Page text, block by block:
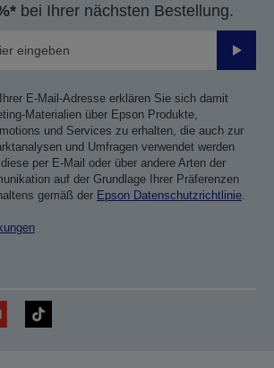
bei Ihrer nächsten Bestellung.
E-Mail-Adresse erklären Sie sich damit
Materialien über Epson Produkte,
und Services zu erhalten, die auch zur
und Umfragen verwendet werden
per E-Mail oder über andere Arten der
auf der Grundlage Ihrer Präferenzen
gemäß der Epson Datenschutzrichtlinie